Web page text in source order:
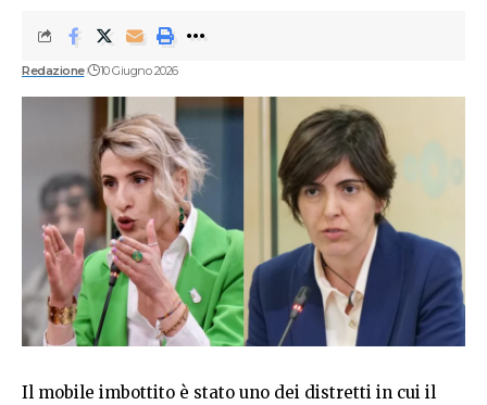
Redazione 10 Giugno 2026
Il mobile imbottito è stato uno dei distretti in cui il